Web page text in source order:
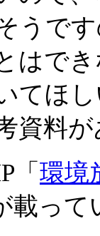
うで
はで
てほ
資料
「 環境
載って